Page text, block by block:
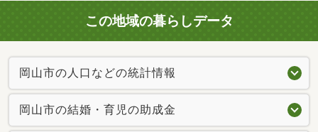
この地域の暮らしデータ
岡山市の人口などの統計情報
岡山市の結婚・育児の助成金